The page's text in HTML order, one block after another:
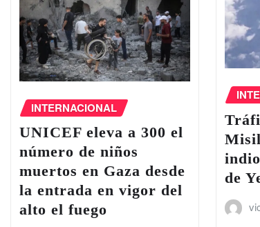
INTERNACIONAL
UNICEF eleva a 300 el
número de niños
muertos en Gaza desde
la entrada en vigor del
alto el fuego
de